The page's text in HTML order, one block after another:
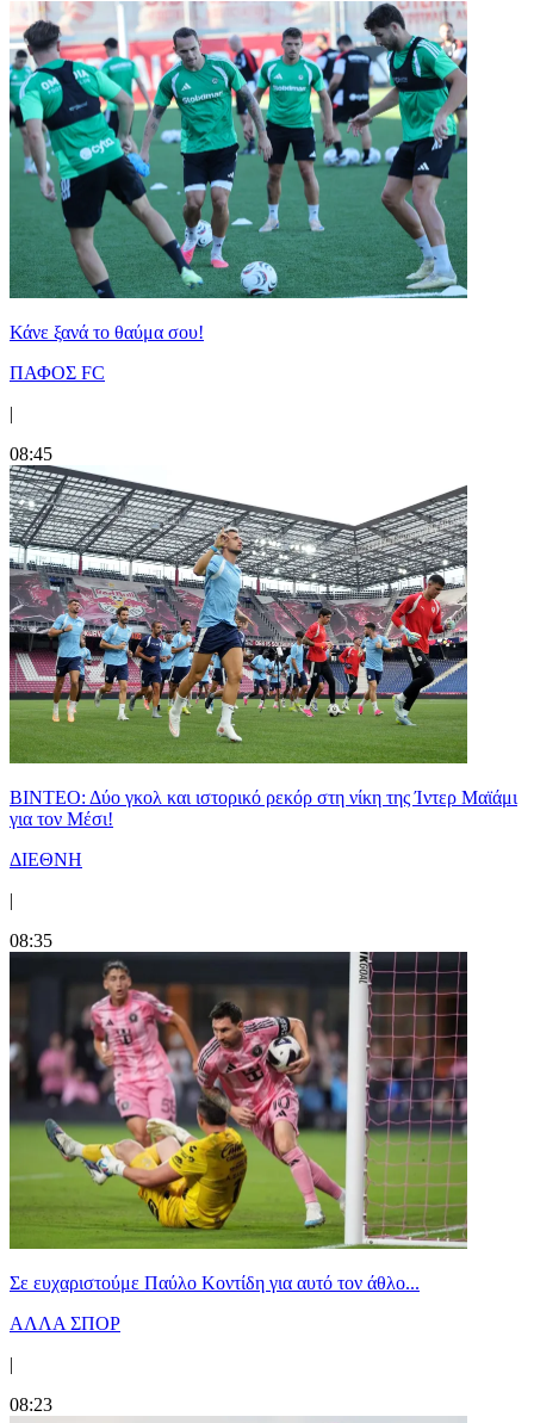
Κάνε ξανά το θαύμα σου!
ΠΑΦΟΣ FC
|
08:45
ΒΙΝΤΕΟ: Δύο γκολ και ιστορικό ρεκόρ στη νίκη της Ίντερ Μαϊάμι
για τον Μέσι!
ΔΙΕΘΝΗ
|
08:35
Σε ευχαριστούμε Παύλο Κοντίδη για αυτό τον άθλο...
ΑΛΛΑ ΣΠΟΡ
|
08:23